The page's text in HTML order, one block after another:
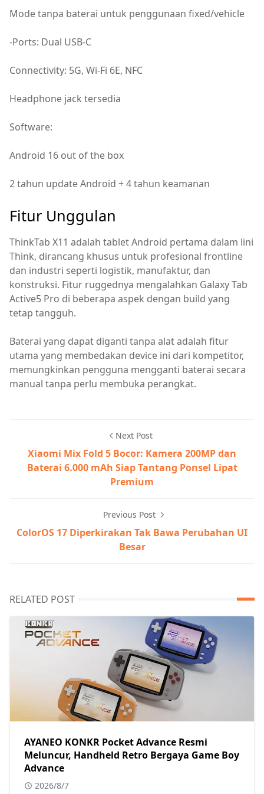
Mode tanpa baterai untuk penggunaan fixed/vehicle
-Ports: Dual USB-C
Connectivity: 5G, Wi-Fi 6E, NFC
Headphone jack tersedia
Software:
Android 16 out of the box
2 tahun update Android + 4 tahun keamanan
Fitur Unggulan
ThinkTab X11 adalah tablet Android pertama dalam lini
Think, dirancang khusus untuk profesional frontline
dan industri seperti logistik, manufaktur, dan
konstruksi. Fitur ruggednya mengalahkan Galaxy Tab
Active5 Pro di beberapa aspek dengan build yang
tetap tangguh.
Baterai yang dapat diganti tanpa alat adalah fitur
utama yang membedakan device ini dari kompetitor,
memungkinkan pengguna mengganti baterai secara
manual tanpa perlu membuka perangkat.
Next Post
Xiaomi Mix Fold 5 Bocor: Kamera 200MP dan
Baterai 6.000 mAh Siap Tantang Ponsel Lipat
Premium
Previous Post
ColorOS 17 Diperkirakan Tak Bawa Perubahan UI
Besar
RELATED POST
AYANEO KONKR Pocket Advance Resmi
Meluncur, Handheld Retro Bergaya Game Boy
Advance
2026/8/7